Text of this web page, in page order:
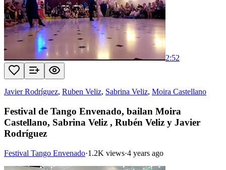
2:52
Javier Rodríguez, Ruben Veliz, Sabrina Veliz, Moira Castellano
Festival de Tango Envenado, bailan Moira
Castellano, Sabrina Veliz , Rubén Veliz y Javier
Rodríguez
Festival Tango Envenado·1.2K views·4 years ago